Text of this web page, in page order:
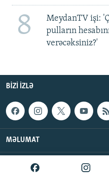
8
MeydanTV işi:
pulların
verəcəksiniz?'
BIZI IZLƏ
MƏLUMAT
AzadlıqRadiosu